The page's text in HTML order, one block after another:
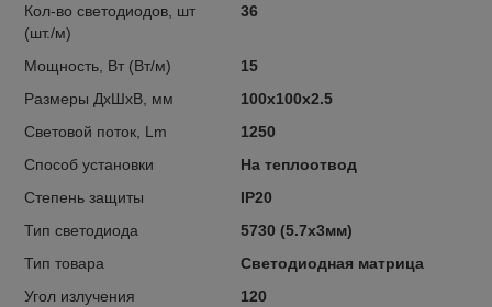
Кол-во светодиодов, шт
(шт./м)
36
Мощность, Вт (Вт/м)
15
Размеры ДхШхВ, мм
100x100x2.5
Световой пoток, Lm
1250
Способ установки
На теплоотвод
Степень защиты
IP20
Тип светодиода
5730 (5.7x3мм)
Тип товара
Светодиодная матрица
Угол излучения
120